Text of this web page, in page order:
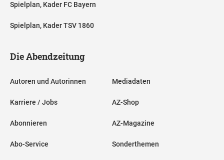
Spielplan, Kader FC Bayern
Spielplan, Kader TSV 1860
Die Abendzeitung
Autoren und Autorinnen
Karriere / Jobs
Abonnieren
Abo-Service
Mediadaten
AZ-Shop
AZ-Magazine
Sonderthemen